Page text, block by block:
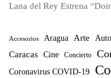
Lana del Rey Estrena
Accesorios Aragua Arte
Caracas Cine Concierto
Coronavirus COVID-19